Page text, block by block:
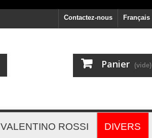
Français
Contactez-nous
Panier (vide)
VALENTINO ROSSI DIVERS